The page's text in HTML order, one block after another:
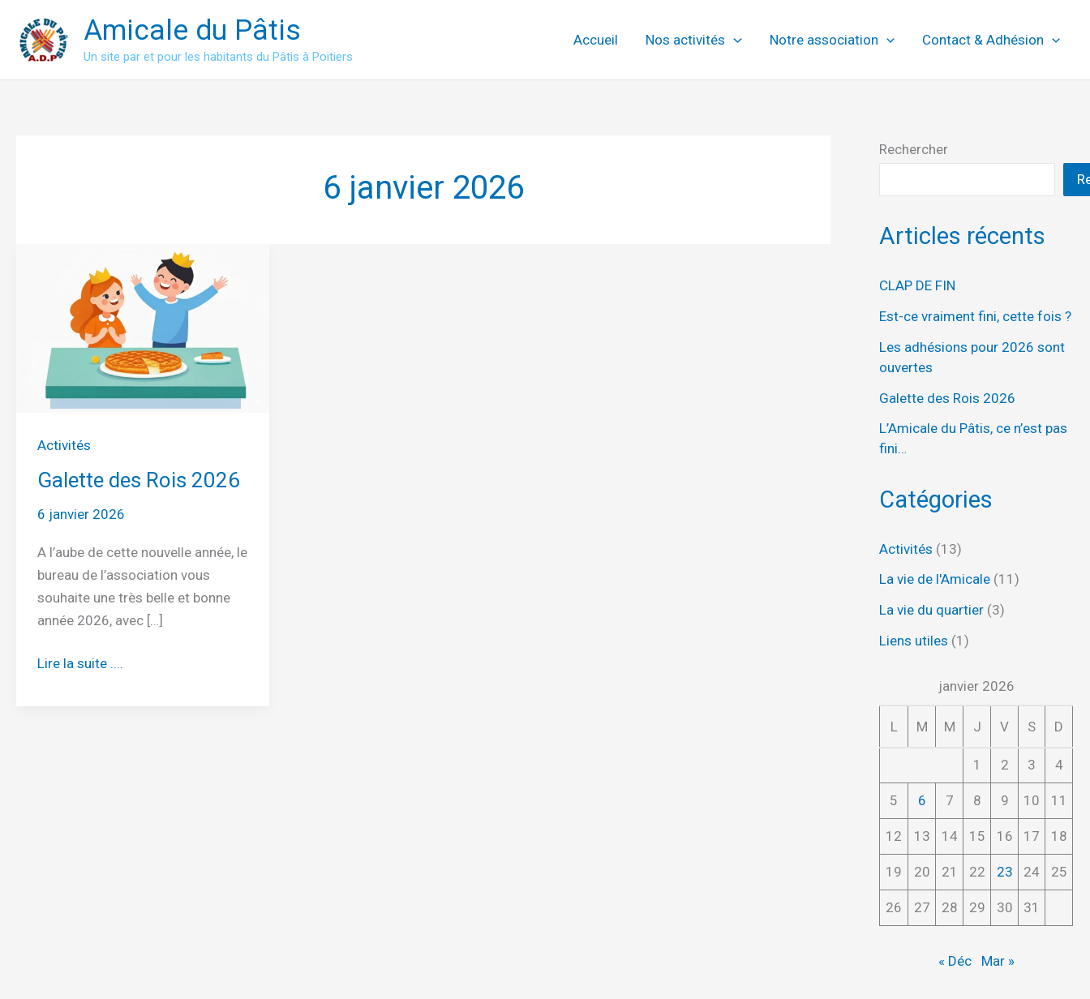
contenu
Amicale du Pâtis
Un site par et pour les habitants du Pâtis à Poitiers
Accueil Nos activités Notre association Contact & Adhésion
6 janvier 2026
Activités
Galette des Rois 2026
6 janvier 2026
A l’aube de cette nouvelle année, le
bureau de l’association vous
souhaite une très belle et bonne
année 2026, avec […]
Galette
Lire la suite ....
Rechercher
Articles récents
CLAP DE FIN
Est-ce vraiment fini, cette fois ?
Les adhésions pour 2026 sont
ouvertes
Galette des Rois 2026
L’Amicale du Pâtis, ce n’est pas
fini…
Catégories
Activités (13)
La vie de l'Amicale (11)
La vie du quartier (3)
Liens utiles (1)
janvier 2026
L M M J V S D
1 2 3 4
5 6 7 8 9 10 11
12 13 14 15 16 17 18
19 20 21 22 23 24 25
26 27 28 29 30 31
« Déc Mar »